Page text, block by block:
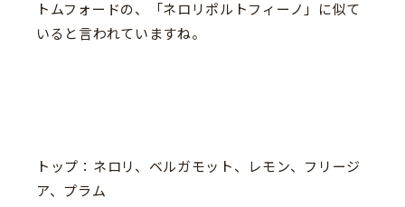
トムフォードの、「ネロリポルトフィーノ」に似て
いると言われていますね。
トップ：ネロリ、ベルガモット、レモン、フリージ
ア、プラム